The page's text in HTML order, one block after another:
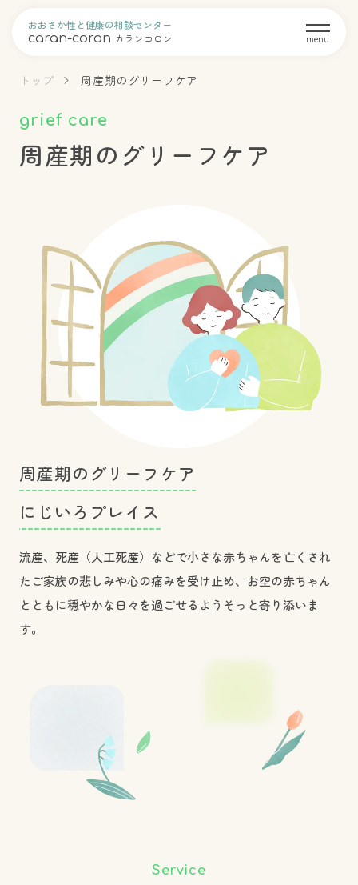
おおさか性と健康の相談センター
caran-coron カランコロン menu
トップ 周産期のグリーフケア
grief care
周産期のグリーフケア
周産期の グ リ ー フ ケア
に じ い ろ プレ イ ス
流産、死産（人工死産）などで小さな赤ちゃんを亡くされ
たご家族の悲しみや心の痛みを受け止め、お空の赤ちゃん
とともに穏やかな日々を過ごせるようそっと寄り添いま
す。
Service